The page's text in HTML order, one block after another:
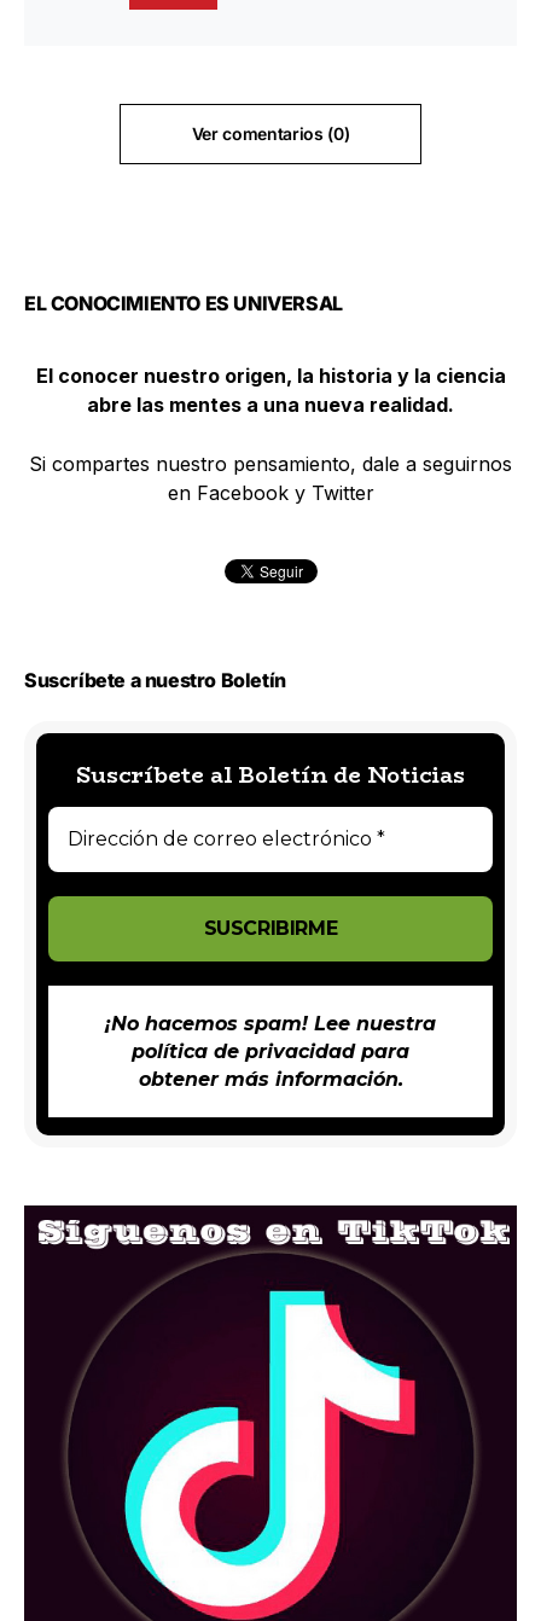
Ver comentarios (0)
EL CONOCIMIENTO ES UNIVERSAL
El conocer nuestro origen, la historia y la ciencia
abre las mentes a una nueva realidad.
Si compartes nuestro pensamiento, dale a seguirnos
en Facebook y Twitter
Suscríbete a nuestro Boletín
Suscríbete al Boletín de Noticias
¡No hacemos spam! Lee nuestra
política de privacidadpara
obtener más información.